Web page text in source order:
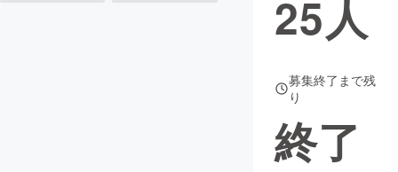
25人
募集終了まで残
り
終了